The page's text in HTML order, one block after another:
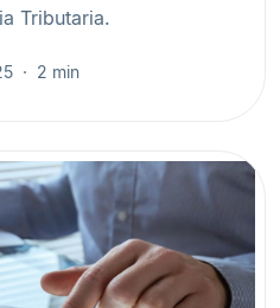
Tributaria.
2 min